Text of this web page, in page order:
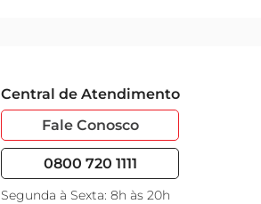
Central de Atendimento
Fale Conosco
0800 720 1111
Segunda à Sexta: 8h às 20h